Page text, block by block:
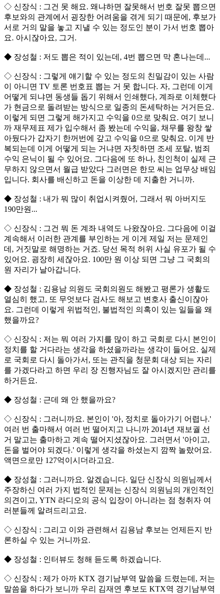
◇ 신장식 : 그건 못 해요. 왜냐하면 잘못해서 번호 잘못 뽑으면
후보와의 관계에서 굉장한 어려움을 겪게 되기 때문에, 후보가
서로 거의 말을 놓고 지낼 수 있는 정도인 분이 가서 번호 뽑아
요. 아시잖아요, 그거.
◆ 장성철 : 저도 뽑은 적이 있는데, 4번 뽑으면 막 혼나는데...
◇ 신장식 : 그렇게 얘기할 수 있는 정도의 친밀감이 있는 사람
이 아니면 TV 토론 번호표 뽑는 거 못 합니다. 자, 그런데 이게
어떻게 되냐면 동생들 돕기 위해서 인쇄했다, 계좌로 이체했다
가 현금으로 돌려받는 방식으로 일종의 돈세탁하는 거거든요.
이렇게 되면 그렇게 해가지고 수익을 0으로 맞춰요. 여기 보니
까 재무제표 제가 입수해서 좀 봤는데 수익을, 채무를 왕창 쌓
아뒀다가 갑자기 한꺼번에 갚고 수익을 0으로 맞춰요. 이게 반
복되는데 이게 어떻게 되는 거냐면 자칫하면 조세 포탈, 범죄
수익 은닉이 될 수 있어요. 그다음에 또 하나, 친인척이 실제 근
무하지 않으면서 월급 받았다 그러면은 한모 씨는 업무상 배임
입니다. 회사를 배신하고 돈을 이상한 데 지출한 거니까.
◆ 장성철 : 내가 뭐 많이 취업시켜줬어, 그래서 뭐 아버지도
190만원...
◇ 신장식 : 그건 뭐 돈 계좌 내역도 나왔잖아요. 그다음에 이걸
계속해서 이러한 관계를 부인하는 게 이게 제일 저는 문제인
데, 거짓말로 해명하는 거죠. 당선 목적 허위 사실 유포가 될 수
있어요. 굉장히 세잖아요. 100만 원 이상 되면 그냥 그 국회의
원 자리가 날아갑니다.
◆ 장성철 : 김용남 의원도 국회의원도 해봤고 평론가 생활도
열심히 했고, 또 무엇보다 검사도 해보고 변호사 출신이잖아
요. 그런데 이렇게 위법적인, 불법적인 의혹이 있는 일들을 왜
했을까요?
◇ 신장식 : 저는 뭐 여러 가지를 많이 하고 국회로 다시 본인이
정치를 할 거다라는 생각을 하셨을까라는 생각이 들어요. 실제
로 국회로 다시 돌아가서, 또는 관직을 청문회 대상 되는 자리
를 가겠다라고 하면 우리 장 진행자님도 잘 아시겠지만 관리를
하거든요.
◆ 장성철 : 근데 왜 안 했을까요?
◇ 신장식 : 그러니까요. 본인이 '아, 정치로 돌아가기 어렵나.'
여러 번 출마해서 여러 번 떨어지고 나니까 2014년 재보궐 선
거 말고는 출마하고 계속 떨어지셨잖아요. 그러면서 '아이고,
돈을 벌어야 되겠다.' 이렇게 생각을 하셨는지 깜짝 놀랐어요.
액면으로만 127억이시더라고요.
◆ 장성철 : 그러니까요. 알겠습니다. 일단 신장식 의원님께서
주장하신 여러 가지 법적인 문제는 신장식 의원님의 개인적인
의견이고, YTN 라디오의 공식 입장이 아니라는 점 청취자 여
러분들께 알려드리고요.
◇ 신장식 : 그리고 이와 관련해서 김용남 후보는 언제든지 반
론하실 수 있는 거니까요.
◆ 장성철 : 인터뷰도 청해 듣도록 하겠습니다.
◇ 신장식 : 제가 아까 KTX 경기남부역 말씀을 드렸는데, 저는
말씀을 하다가 보니까 우리 김재연 후보도 KTX역 경기남부역